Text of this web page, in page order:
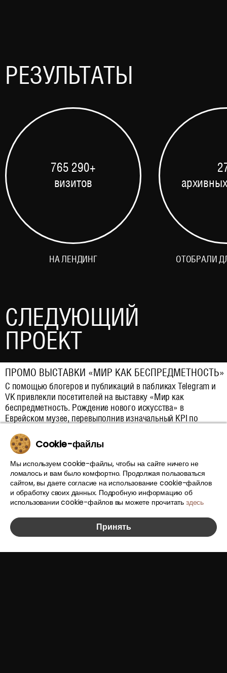
РЕЗУЛЬТАТЫ
765 290+
визитов
НА ЛЕНДИНГ ОТОБРАЛИ
СЛЕДУЮЩИЙ
ПРОЕКТ
ПРОМО ВЫСТАВКИ «МИР КАК БЕСПРЕДМЕТНОСТЬ»
С помощью блогеров и публикаций в пабликах Telegram и
VK привлекли посетителей на выставку «Мир как
беспредметность. Рождение нового искусства» в
Еврейском музее, перевыполнив изначальный KPI по
Cookie-файлы
Мы используем cookie-файлы, чтобы на сайте ничего не
ломалось и вам было комфортно. Продолжая пользоваться
сайтом, вы даете согласие на использование cookie-файлов
и обработку своих данных. Подробную информацию об
использовании cookie-файлов вы можете прочитать здесь
Принять